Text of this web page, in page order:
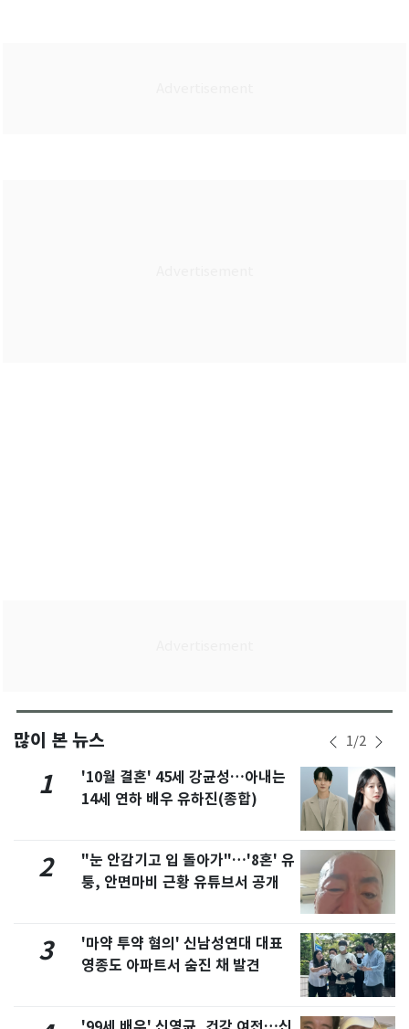
많이 본 뉴스 1/2
1
'10월 결혼' 45세 강균성…아내는
14세 연하 배우 유하진(종합)
2
"눈 안감기고 입 돌아가"…'8혼' 유
퉁, 안면마비 근황 유튜브서 공개
3
'마약 투약 혐의' 신남성연대 대표
영종도 아파트서 숨진 채 발견